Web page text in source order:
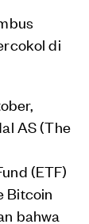
di
AS (The
(ETF)
Bitcoin
bahwa